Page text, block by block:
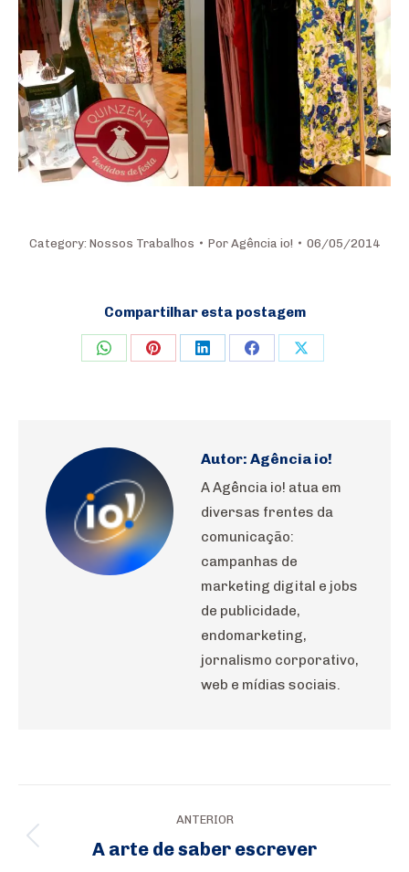
Category: Nossos Trabalhos Por Agência io! 06/05/2014
Compartilhar esta postagem
Share Share Share Share Share
Autor: Agência io!
A Agência io! atua em
diversas frentes da
comunicação:
campanhas de
marketing digital e jobs
de publicidade,
endomarketing,
jornalismo corporativo,
web e mídias sociais.
de
ANTERIOR
Post
A arte de saber escrever